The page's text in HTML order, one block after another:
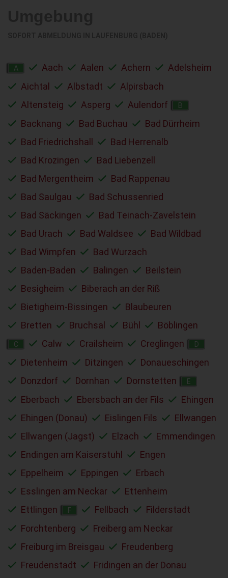
A Aach Aalen Achern
Adelsheim
Aichtal
Albstadt
Alpirsbach
Altensteig
Asperg Aulendorf B
Backnang Bad Buchau
Bad Dürrheim
Bad Friedrichshall
Bad Herrenalb
Bad Krozingen
Bad Liebenzell
Bad Mergentheim
Bad Rappenau
Bad Saulgau
Bad Schussenried
Bad Säckingen
Bad Teinach-Zavelstein
Bad Urach
Bad Waldsee
Bad Wildbad
Bad Wimpfen
Bad Wurzach
Baden-Baden
Balingen
Beilstein
Besigheim
Biberach an der Riß
Bietigheim-Bissingen
Blaubeuren
Bretten
Bruchsal Bühl Böblingen
C Calw Crailsheim Creglingen D
Dietenheim Ditzingen
Donaueschingen
Donzdorf
Dornhan Dornstetten E
Eberbach Ebersbach an der Fils
Ehingen
Ehingen (Donau)
Eislingen Fils
Ellwangen
Ellwangen (Jagst)
Elzach
Emmendingen
Endingen am Kaiserstuhl
Engen
Eppelheim
Eppingen
Erbach
Esslingen am Neckar
Ettenheim
Ettlingen
F Fellbach
Filderstadt
Forchtenberg
Freiberg am Neckar
Freiburg im Breisgau
Freudenberg
Freudenstadt
Fridingen an der Donau